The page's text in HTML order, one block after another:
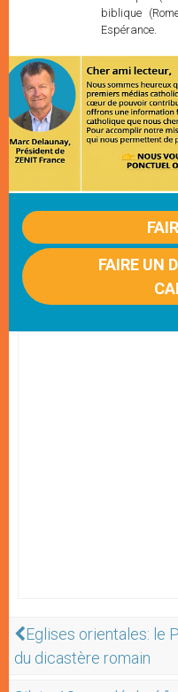
biblique
Espérance.
FAIRE UN
Eglises orientales: le
du dicastère romain